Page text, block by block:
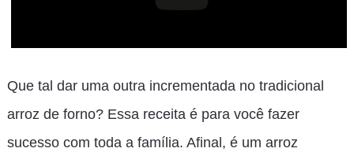
Que tal dar uma outra incrementada no tradicional
arroz de forno? Essa receita é para você fazer
sucesso com toda a família. Afinal, é um arroz